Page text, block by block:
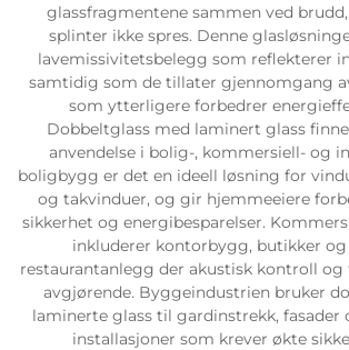
glassfragmentene sammen ved
splinter ikke spres. Denne
lavemissivitetsbelegg som reflekterer
samtidig som de tillater gjennomgang
som ytterligere forbedrer
Dobbeltglass med laminert glass
anvendelse i bolig-, kommersiell- og
boligbygg er det en ideell løsning for
og takvinduer, og gir hjemmeeiere
sikkerhet og energibesparelser.
inkluderer kontorbygg, butikker
restaurantanlegg der akustisk kontroll og
avgjørende. Byggeindustrien bruker
laminerte glass til gardinstrekk, fasader
installasjoner som krever økte